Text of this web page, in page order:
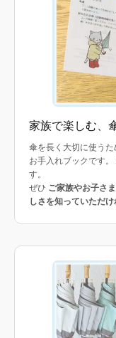
家族で楽しむ、
傘を長く大切に使う
お手入れブックです。
す。
ぜひ ご家族やお子さ
しさを知っていただ